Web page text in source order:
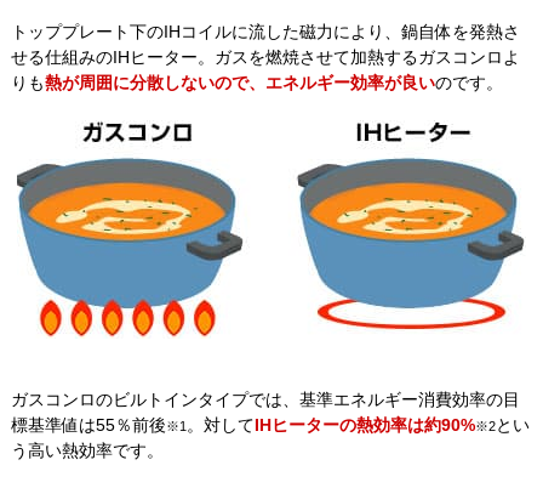
トッププレート下のIHコイルに流した磁力により、鍋自体を発熱さ
せる仕組みのIHヒーター。ガスを燃焼させて加熱するガスコンロよ
りも熱が周囲に分散しないので、エネルギー効率が良いのです。
ガスコンロのビルトインタイプでは、基準エネルギー消費効率の目
標基準値は55％前後※1 。対してIHヒーターの熱効率は約90%※2とい
う高い熱効率です。